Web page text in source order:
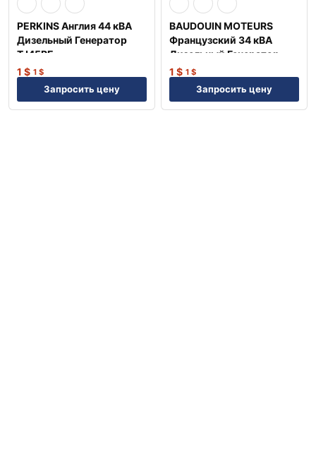
PERKINS Англия 44 кВА
Дизельный Генератор
TJ45PE
1 $ 1 $
Запросить цену
BAUDOUIN MOTEURS
Французский 34 кВА
Дизельный Генератор
TJ35BD
1 $ 1 $
Запросить цену